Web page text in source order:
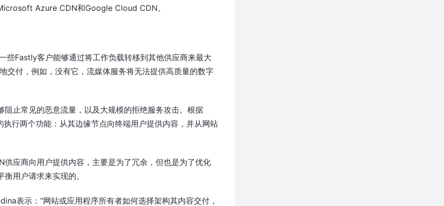
Azure CDN和Google Cloud CDN。
些Fastly客户能够通过将工作负载转移到其他供应商来最大
交付，例如，没有它，流媒体服务将无法提供高质量的数字
止常见的恶意流量，以及大规模的拒绝服务攻击。根据
行两个功能：从其边缘节点向终端用户提供内容，并从网站
应商向用户提供内容，主要是为了冗余，但也是为了优化
用户请求来实现的。
表示："网站或应用程序所有者如何选择架构其内容交付，